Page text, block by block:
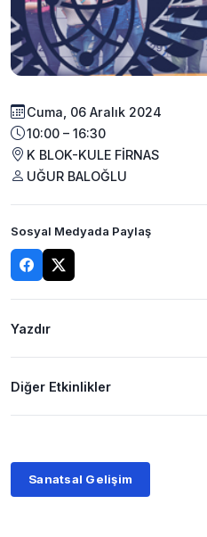
Cuma, 06 Aralık 2024
10:00 – 16:30
K BLOK-KULE FİRNAS
UĞUR BALOĞLU
Sosyal Medyada Paylaş
Yazdır
Diğer Etkinlikler
Sanatsal Gelişim